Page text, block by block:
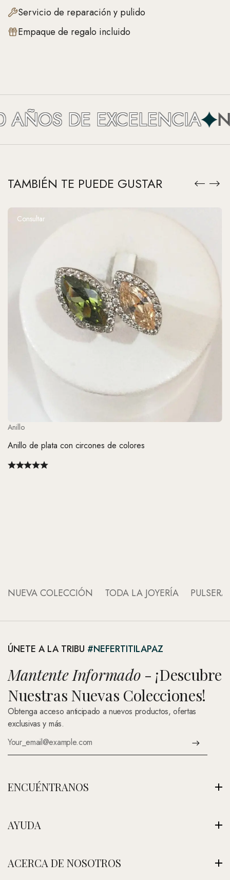
Servicio de reparación y pulido
Empaque de regalo incluido
DE EXCELENCIA
TAMBIÉN TE PUEDE GUSTAR
Consultar
Anillo
Anillo de plata con circones de colores
NUEVA COLECCIÓN TODA LA JOYERÍA
ÚNETE A LA TRIBU #NEFERTITILAPAZ
Mantente Informado - ¡Descubre
Nuestras Nuevas Colecciones!
Obtenga acceso anticipado a nuevos productos, ofertas
exclusivas y más.
ENCUÉNTRANOS
Ver Nuestra Tienda
contacto@nefertitijoyas.com
AYUDA
Política de Privacidad
ACERCA DE NOSOTROS